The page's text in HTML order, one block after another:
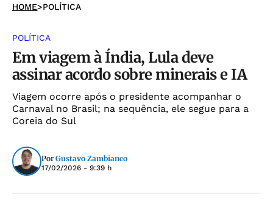
HOME>POLÍTICA
POLÍTICA
Em viagem à Índia, Lula deve
assinar acordo sobre minerais e IA
Viagem ocorre após o presidente acompanhar o
Carnaval no Brasil; na sequência, ele segue para a
Coreia do Sul
Por Gustavo Zambianco
17/02/2026 - 9:39 h